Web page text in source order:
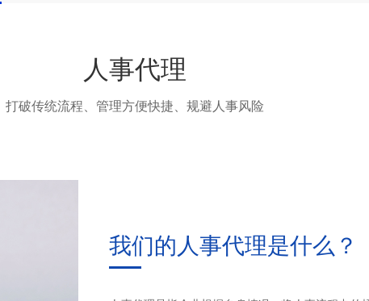
人事代理
打破传统流程、管理方便快捷、规避人事风险
我们的人事代理是什么？